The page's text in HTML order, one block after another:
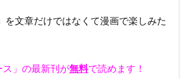
を文章だけではなくて漫画で楽しみた
」の最新刊が無料で読めます！